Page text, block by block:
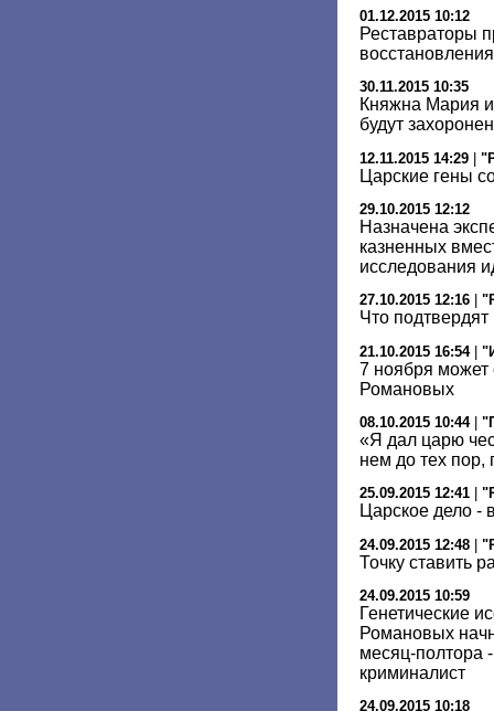
01.12.2015 10:12
Реставраторы
30.11.2015 10:35
Княжна Мария
будут
12.11.2015 14:29 |
Царские гены
29.10.2015 12:12
Назначена
казненных
исследования
27.10.2015 12:16
Что
21.10.2015 16:54|
7 ноября может
Романовых
08.10.2015 10:44|
«Я дал царю
нем до тех пор,
25.09.2015 12:41
Царское дело -
24.09.2015 12:48 |
Точку ставить
24.09.2015 10:59
Генетические
Романовых
месяц-полтора
криминалист
24.09.2015 10:18